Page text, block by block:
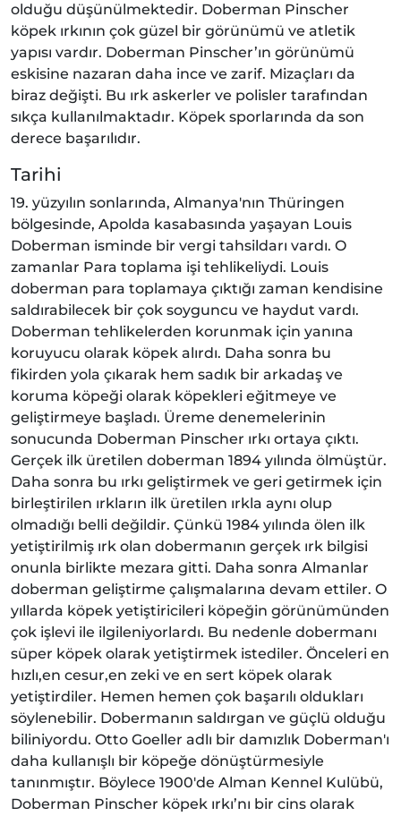
olduğu düşünülmektedir. Doberman Pinscher
köpek ırkının çok güzel bir görünümü ve atletik
yapısı vardır. Doberman Pinscher’ın görünümü
eskisine nazaran daha ince ve zarif. Mizaçları da
biraz değişti. Bu ırk askerler ve polisler tarafından
sıkça kullanılmaktadır. Köpek sporlarında da son
derece başarılıdır.
Tarihi
19. yüzyılın sonlarında, Almanya'nın Thüringen
bölgesinde, Apolda kasabasında yaşayan Louis
Doberman isminde bir vergi tahsildarı vardı. O
zamanlar Para toplama işi tehlikeliydi. Louis
doberman para toplamaya çıktığı zaman kendisine
saldırabilecek bir çok soyguncu ve haydut vardı.
Doberman tehlikelerden korunmak için yanına
koruyucu olarak köpek alırdı. Daha sonra bu
fikirden yola çıkarak hem sadık bir arkadaş ve
koruma köpeği olarak köpekleri eğitmeye ve
geliştirmeye başladı. Üreme denemelerinin
sonucunda Doberman Pinscher ırkı ortaya çıktı.
Gerçek ilk üretilen doberman 1894 yılında ölmüştür.
Daha sonra bu ırkı geliştirmek ve geri getirmek için
birleştirilen ırkların ilk üretilen ırkla aynı olup
olmadığı belli değildir. Çünkü 1984 yılında ölen ilk
yetiştirilmiş ırk olan dobermanın gerçek ırk bilgisi
onunla birlikte mezara gitti. Daha sonra Almanlar
doberman geliştirme çalışmalarına devam ettiler. O
yıllarda köpek yetiştiricileri köpeğin görünümünden
çok işlevi ile ilgileniyorlardı. Bu nedenle dobermanı
süper köpek olarak yetiştirmek istediler. Önceleri en
hızlı,en cesur,en zeki ve en sert köpek olarak
yetiştirdiler. Hemen hemen çok başarılı oldukları
söylenebilir. Dobermanın saldırgan ve güçlü olduğu
biliniyordu. Otto Goeller adlı bir damızlık Doberman'ı
daha kullanışlı bir köpeğe dönüştürmesiyle
tanınmıştır. Böylece 1900'de Alman Kennel Kulübü,
Doberman Pinscher köpek ırkı’nı bir cins olarak